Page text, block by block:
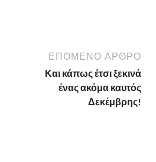
ΕΠΟΜΕΝΟ ΑΡΘΡΟ
Και κάπως έτσι ξεκινά
ένας ακόμα καυτός
Δεκέμβρης!